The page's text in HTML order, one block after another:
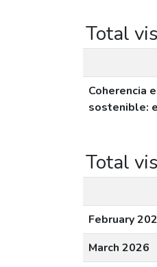
Total
Coherencia
sostenible:
Total
February
March 2026